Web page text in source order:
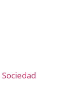
Sociedad